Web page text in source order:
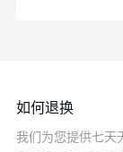
如何退换
我们为您提供七天